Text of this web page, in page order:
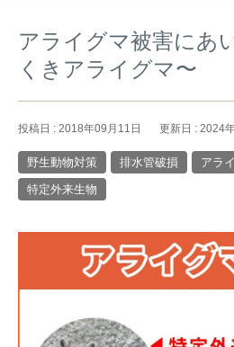
▼過去の記事
熊出没地域の対策法！安全な
ハ
アライグマ被害にあ
くきアライグマ〜
投稿日 : 2018年09月11日 更新日 : 2024
野生動物対策 排水管破損 アラ
特定外来生物